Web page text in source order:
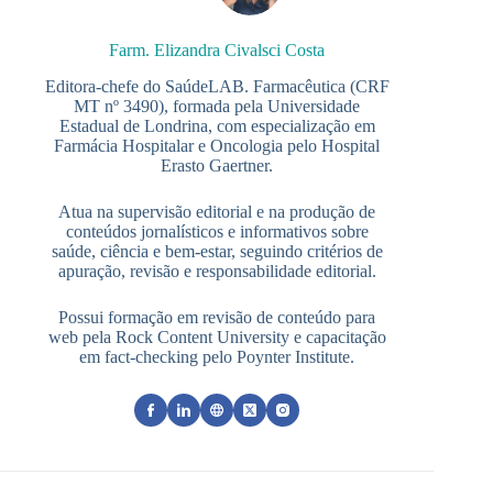
Farm. Elizandra Civalsci Costa
Editora-chefe do SaúdeLAB. Farmacêutica (CRF
MT nº 3490), formada pela Universidade
Estadual de Londrina, com especialização em
Farmácia Hospitalar e Oncologia pelo Hospital
Erasto Gaertner.
Atua na supervisão editorial e na produção de
conteúdos jornalísticos e informativos sobre
saúde, ciência e bem-estar, seguindo critérios de
apuração, revisão e responsabilidade editorial.
Possui formação em revisão de conteúdo para
web pela Rock Content University e capacitação
em fact-checking pelo Poynter Institute.